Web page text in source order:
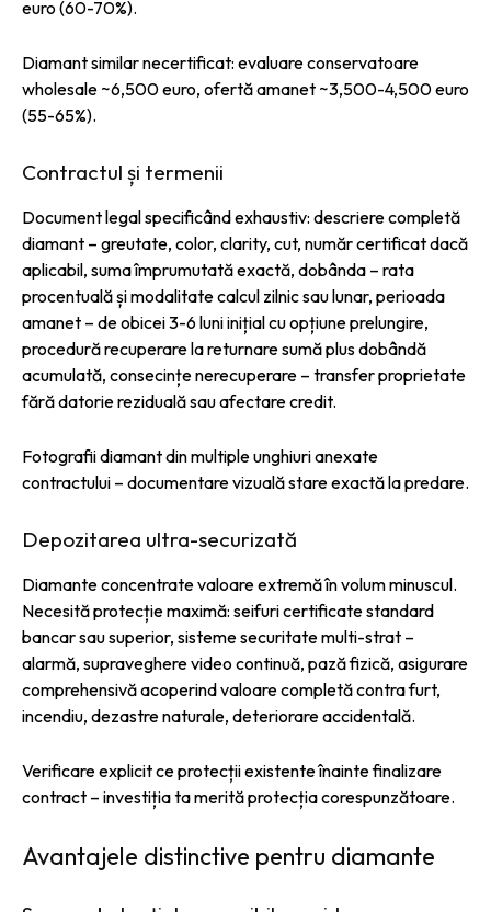
euro (60-70%).
Diamant similar necertificat: evaluare conservatoare
wholesale ~6,500 euro, ofertă amanet ~3,500-4,500 euro
(55-65%).
Contractul și termenii
Document legal specificând exhaustiv: descriere completă
diamant – greutate, color, clarity, cut, număr certificat dacă
aplicabil, suma împrumutată exactă, dobânda – rata
procentuală și modalitate calcul zilnic sau lunar, perioada
amanet – de obicei 3-6 luni inițial cu opțiune prelungire,
procedură recuperare la returnare sumă plus dobândă
acumulată, consecințe nerecuperare – transfer proprietate
fără datorie reziduală sau afectare credit.
Fotografii diamant din multiple unghiuri anexate
contractului – documentare vizuală stare exactă la predare.
Depozitarea ultra-securizată
Diamante concentrate valoare extremă în volum minuscul.
Necesită protecție maximă: seifuri certificate standard
bancar sau superior, sisteme securitate multi-strat –
alarmă, supraveghere video continuă, pază fizică, asigurare
comprehensivă acoperind valoare completă contra furt,
incendiu, dezastre naturale, deteriorare accidentală.
Verificare explicit ce protecții existente înainte finalizare
contract – investiția ta merită protecția corespunzătoare.
Avantajele distinctive pentru diamante